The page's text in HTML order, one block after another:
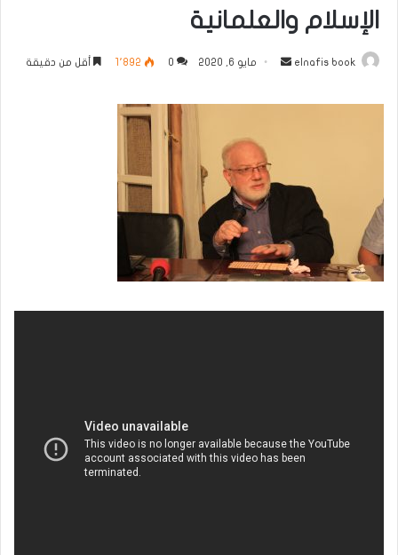
الإسلام والعلمانية
elnafis book
أرسل
إلكترونيا
مايو 6, 2020 0 1٬892 أقل من دقيقة